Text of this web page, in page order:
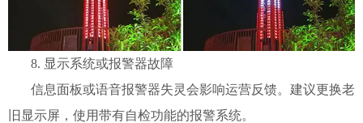
8. 显示系统或报警器故障
信息面板或语音报警器失灵会影响运营反馈。建议更换老
旧显示屏，使用带有自检功能的报警系统。